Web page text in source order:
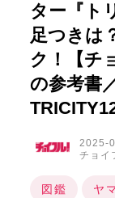
ター『ト
足つきは
ク！【チ
の参考書
2025-
チョイ
図鑑 ヤ